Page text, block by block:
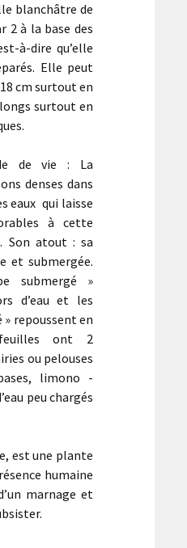
blanchâtre de
2 à la base des
à-dire qu’elle
Elle peut
cm surtout en
surtout en
de vie : La
denses dans
eaux qui laisse
à cette
Son atout : sa
et submergée.
submergé »
d’eau et les
repoussent en
ont 2
ou pelouses
limono -
peu chargés
est une plante
humaine
marnage et